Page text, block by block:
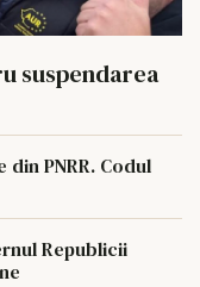
suspendarea
PNRR. Codul
Republicii